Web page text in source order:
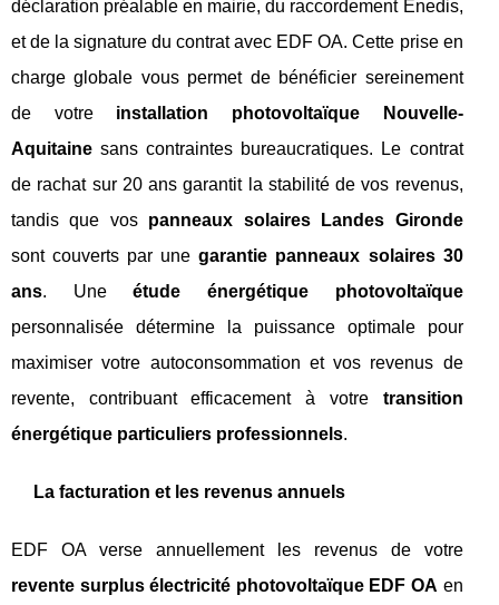
déclaration préalable en mairie, du raccordement Enedis,
et de la signature du contrat avec EDF OA. Cette prise en
charge globale vous permet de bénéficier sereinement
de votre installation photovoltaïque Nouvelle-
Aquitaine sans contraintes bureaucratiques. Le contrat
de rachat sur 20 ans garantit la stabilité de vos revenus,
tandis que vos panneaux solaires Landes Gironde
sont couverts par unegarantie panneaux solaires 30
ans. Uneétude énergétique photovoltaïque
personnalisée détermine la puissance optimale pour
maximiser votre autoconsommation et vos revenus de
revente, contribuant efficacement à votre transition
énergétique particuliers professionnels.
La facturation et les revenus annuels
EDF OA verse annuellement les revenus de votre
revente surplus électricité photovoltaïque EDF OA en